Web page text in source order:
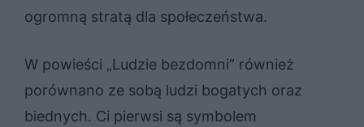
ogromną stratą dla społeczeństwa.
W powieści „Ludzie bezdomni” również
porównano ze sobą ludzi bogatych oraz
biednych. Ci pierwsi są symbolem